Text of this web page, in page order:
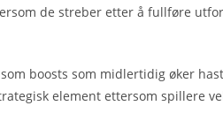
de streber etter å fullføre
boosts som midlertidig øker
element ettersom spillere